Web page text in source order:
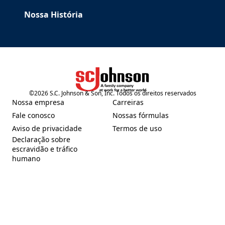
Nossa História
(Opens in a new tab)
©2026S.C. Johnson & Son, Inc. Todos os direitos reservados
Nossa empresa
(Opens in a new tab)
Fale conosco
(Opens in a new tab)
Aviso de privacidade
(Opens in a new tab)
Declaração sobre
escravidão e tráfico
humano
(Opens in a new tab)
Carreiras
(Opens in a new tab)
Nossas fórmulas
(Opens in a new tab)
Termos de uso
(Opens in a new tab)